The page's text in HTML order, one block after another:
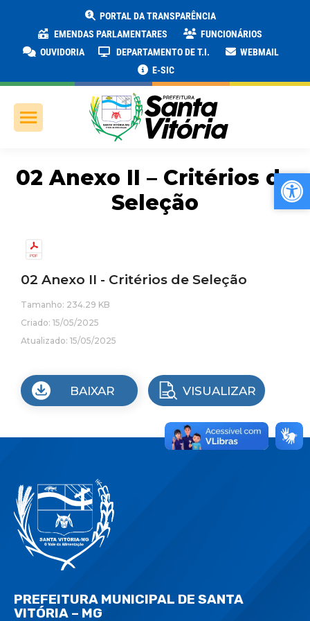
PORTAL DA TRANSPARÊNCIA
EMENDAS PARLAMENTARES
FUNCIONÁRIOS
OUVIDORIA
DEPARTAMENTO DE T.I.
WEBMAIL
E-SIC
02 Anexo II – Critérios de
Seleção
02 Anexo II - Critérios de Seleção
Tamanho: 234.29 KB
Criado: 15/05/2025
Atualizado: 15/05/2025
BAIXAR VISUALIZAR
PREFEITURA MUNICIPAL DE SANTA
VITÓRIA – MG